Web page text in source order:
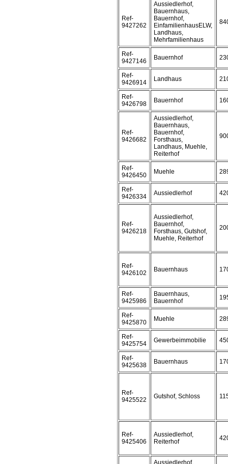
Ref-
9427262
Aussiedlerhof,
Bauernhaus,
Bauernhof,
EinfamilienhausELW,
Landhaus,
Mehrfamilienhaus
Ref-
9427146
Bauernhof
Ref-
9426914
Landhaus
Ref-
9426798
Bauernhof
Ref-
9426682
Aussiedlerhof,
Bauernhaus,
Bauernhof,
Forsthaus,
Landhaus, Muehle,
Reiterhof
Ref-
9426450
Muehle
Ref-
9426334
Aussiedlerhof
Ref-
9426218
Aussiedlerhof,
Bauernhof,
Forsthaus, Gutshof,
Muehle, Reiterhof
Ref-
9426102
Bauernhaus
Ref-
9425986
Bauernhaus,
Bauernhof
Ref-
9425870
Muehle
Ref-
9425754
Gewerbeimmobilie
Ref-
9425638
Bauernhaus
Ref-
9425522
Gutshof, Schloss
Ref-
9425406
Aussiedlerhof,
Reiterhof
Aussiedlerhof,